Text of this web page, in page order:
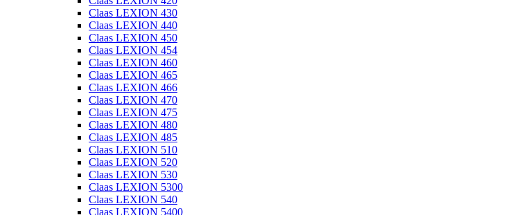
Claas LEXION 430
Claas LEXION 440
Claas LEXION 450
Claas LEXION 454
Claas LEXION 460
Claas LEXION 465
Claas LEXION 466
Claas LEXION 470
Claas LEXION 475
Claas LEXION 480
Claas LEXION 485
Claas LEXION 510
Claas LEXION 520
Claas LEXION 530
Claas LEXION 5300
Claas LEXION 540
Claas LEXION 5400